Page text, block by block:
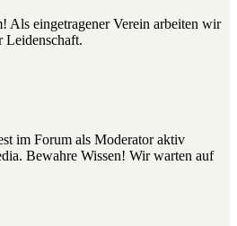
Als eingetragener Verein arbeiten wir
Leidenschaft.
im Forum als Moderator aktiv
Bewahre Wissen! Wir warten auf